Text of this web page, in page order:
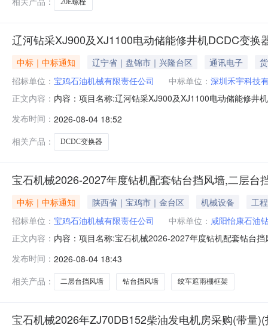
20E螺栓
辽河钻采XJ900及XJ1100电动储能修井机DCDC变换
中标｜中标通知 辽宁省｜盘锦市｜兴隆台区 通讯电子
招标单位： 宝鸡石油机械有限责任公司 中标单位： 深圳禾宇科技
正文内容： 内容：项目名称:辽河钻采XJ900及XJ1100电动储能修井
发布时间： 2026-08-04 18:52
相关产品：
DCDC变换器
宝石机械2026-2027年度钻机配套钻台挡风墙,二层台
中标｜中标通知 陕西省｜宝鸡市｜金台区 机械设备
工程
招标单位： 宝鸡石油机械有限责任公司 中标单位： 咸阳怡康石油
正文内容： 内容：项目名称:宝石机械2026-2027年度钻机配套钻台
发布时间： 2026-08-04 18:43
相关产品：
二层台挡风墙 钻台挡风墙 绞车遮雨棚框架
宝石机械2026年ZJ70DB152柴油发电机房采购(带量